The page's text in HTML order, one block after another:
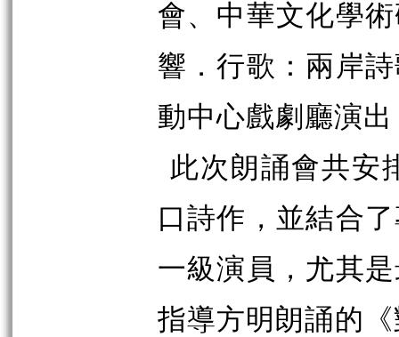
會、中華文化學
響．行歌：兩岸
動中心戲劇廳演
此次朗誦會共安
口詩作，並結合
一級演員，尤其
指導方明朗誦的